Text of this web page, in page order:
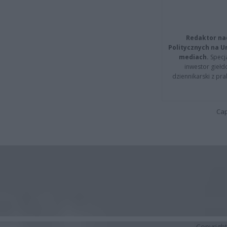
Redaktor
Politycznych na
mediach.
inwestor
dziennikarski z